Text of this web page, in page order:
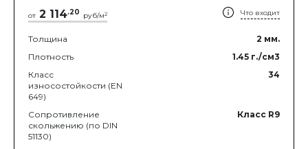
от 2 114.20 руб/м2 Что входит
Толщина 2 мм.
Плотность
1.45 г./см3
Класс
износостойкости (EN
649)
34
Сопротивление
скольжению (по DIN
51130)
Класс R9